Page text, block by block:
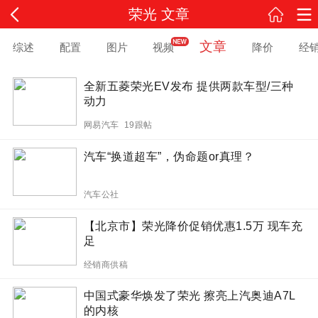
荣光 文章
综述 配置 图片 视频 文章 降价 经
全新五菱荣光EV发布 提供两款车型/三种
动力
网易汽车 19跟帖
汽车“换道超车”，伪命题or真理？
汽车公社
【北京市】荣光降价促销优惠1.5万 现车充
足
经销商供稿
中国式豪华焕发了荣光 擦亮上汽奥迪A7L
的内核